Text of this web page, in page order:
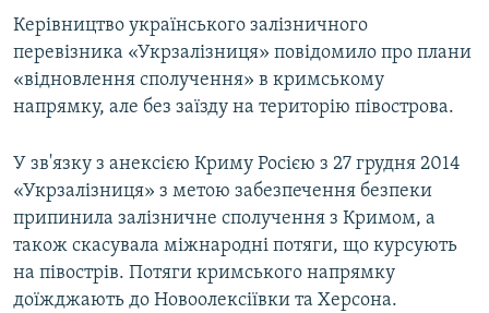
Керівництво українського залізничного
перевізника «Укрзалізниця» повідомило про плани
«відновлення сполучення» в кримському
напрямку, але без заїзду на територію півострова.
У зв'язку з анексією Криму Росією з 27 грудня 2014
«Укрзалізниця» з метою забезпечення безпеки
припинила залізничне сполучення з Кримом, а
також скасувала міжнародні потяги, що курсують
на півострів. Потяги кримського напрямку
доїжджають до Новоолексіївки та Херсона.